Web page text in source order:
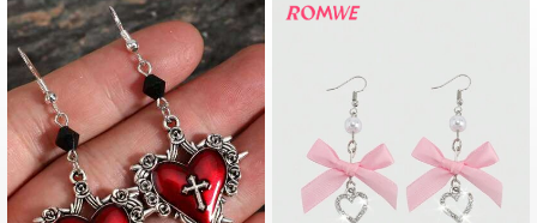
4.90 18K ผู้ติดตาม
4.90 18K ผู้ติดตาม
4.90 18K ผู้ติดตาม